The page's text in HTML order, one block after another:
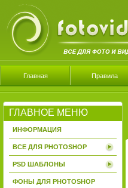
Главная Правила
ГЛАВНОЕ МЕНЮ
ИНФОРМАЦИЯ
ВСЕ ДЛЯ PHOTOSHOP
PSD ШАБЛОНЫ
ФОНЫ ДЛЯ PHOTOSHOP